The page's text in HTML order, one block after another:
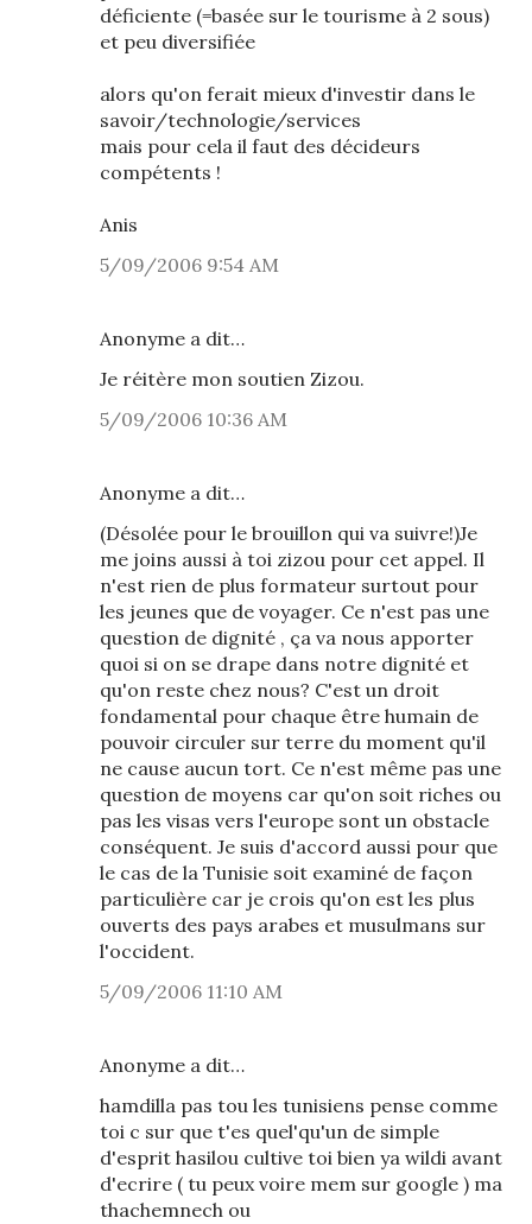
déficiente (=basée sur le tourisme à 2 sous)
et peu diversifiée
alors qu'on ferait mieux d'investir dans le
savoir/technologie/services
mais pour cela il faut des décideurs
compétents !
Anis
5/09/2006 9:54 AM
Anonyme a dit…
Je réitère mon soutien Zizou.
5/09/2006 10:36 AM
Anonyme a dit…
(Désolée pour le brouillon qui va suivre!)Je
me joins aussi à toi zizou pour cet appel. Il
n'est rien de plus formateur surtout pour
les jeunes que de voyager. Ce n'est pas une
question de dignité , ça va nous apporter
quoi si on se drape dans notre dignité et
qu'on reste chez nous? C'est un droit
fondamental pour chaque être humain de
pouvoir circuler sur terre du moment qu'il
ne cause aucun tort. Ce n'est même pas une
question de moyens car qu'on soit riches ou
pas les visas vers l'europe sont un obstacle
conséquent. Je suis d'accord aussi pour que
le cas de la Tunisie soit examiné de façon
particulière car je crois qu'on est les plus
ouverts des pays arabes et musulmans sur
l'occident.
5/09/2006 11:10 AM
Anonyme a dit…
hamdilla pas tou les tunisiens pense comme
toi c sur que t'es quel'qu'un de simple
d'esprit hasilou cultive toi bien ya wildi avant
d'ecrire ( tu peux voire mem sur google ) ma
thachemnech ou